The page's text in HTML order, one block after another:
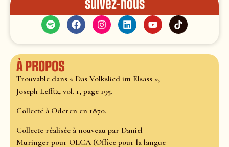
Suivez-nous
À propos
Trouvable dans « Das Volkslied im Elsass »,
Joseph Lefftz, vol. 1, page 195.
Collecté à Oderen en 1870.
Collecte réalisée à nouveau par Daniel
Muringer pour OLCA (Office pour la langue